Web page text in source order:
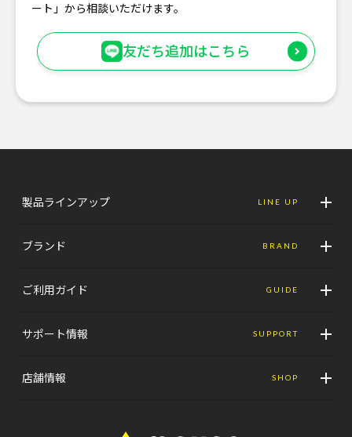
ート」から相談いただけます。
友だち追加はこちら
製品ラインアップ LINE UP
ブランド BRAND
ご利用ガイド GUIDE
サポート情報 SUPPORT
店舗情報 SHOP